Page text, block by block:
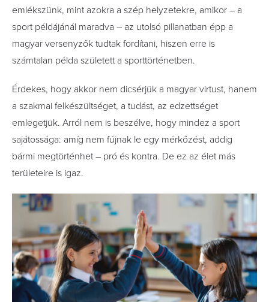
emlékszünk, mint azokra a szép helyzetekre, amikor – a
sport példájánál maradva – az utolsó pillanatban épp a
magyar versenyzők tudtak fordítani, hiszen erre is
számtalan példa született a sporttörténetben.
Érdekes, hogy akkor nem dicsérjük a magyar virtust, hanem
a szakmai felkészültséget, a tudást, az edzettséget
emlegetjük. Arról nem is beszélve, hogy mindez a sport
sajátossága: amíg nem fújnak le egy mérkőzést, addig
bármi megtörténhet – pró és kontra. De ez az élet más
területeire is igaz.